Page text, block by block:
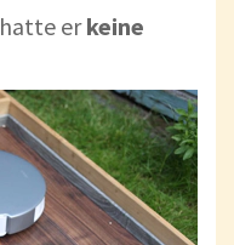
hatte erkeine